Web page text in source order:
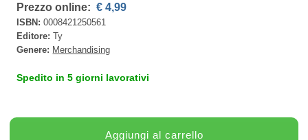
Prezzo online: € 4,99
ISBN:0008421250561
Editore:Ty
Genere: Merchandising
Spedito in 5 giorni lavorativi